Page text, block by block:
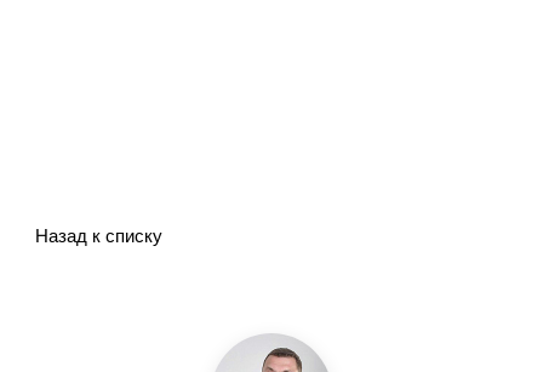
Назад к списку